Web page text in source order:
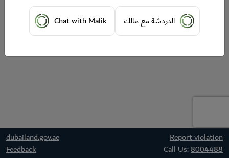
dubailand.gov.ae
Report violation
Feedback
Call Us:8004488
Chat with Malik
الدردشة مع مالك